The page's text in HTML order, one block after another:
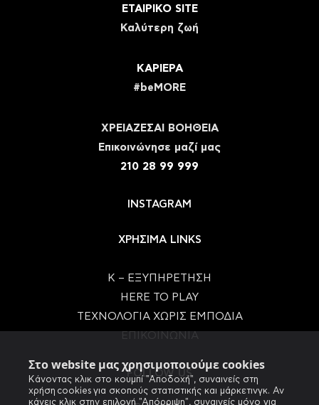
Στο website μας χρησιμοποιούμε cookies
Κάνοντας κλικ στο κουμπί "Αποδοχή", συναινείς στη
χρήση cookies για σκοπούς στατιστικής και μάρκετινγκ. Αν
κάνεις κλικ στην επιλογή "Απόρριψη", συναινείς μόνο για
ΕΤΑΙΡΙΚΟ SITE
Καλύτερη ζωή
ΚΑΡΙΕΡΑ
#beMORE
ΧΡΕΙΑΖΕΣΑΙ ΒΟΗΘΕΙΑ
Eπικοινώνησε μαζί μας
210 28 99 999
INSTAGRAM
ΧΡΗΣΙΜΑ LINKS
Κ – ΕΞΥΠΗΡΕΤΗΣΗ
HERE TO PLAY
ΤΕΧΝΟΛΟΓΙΑ ΧΩΡΙΣ ΕΜΠΟΔΙΑ
FOLLOW US